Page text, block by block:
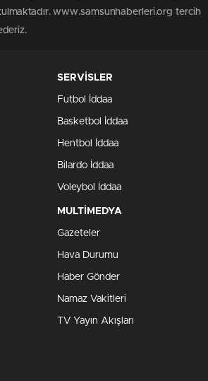
www.samsunhaberleri.org tercih
SERVİSLER
Futbol İddaa
Basketbol İddaa
Hentbol İddaa
Bilardo İddaa
Voleybol İddaa
MULTİMEDYA
Gazeteler
Hava Durumu
Haber Gönder
Namaz Vakitleri
TV Yayın Akışları